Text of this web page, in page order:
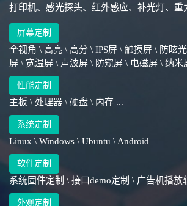
打印机、感光探头、红外感应、补光灯、重
屏幕定制
全视角 \ 高亮 \ 高分 \ IPS屏 \ 触摸屏 \ 防眩
屏 \ 宽温屏 \ 声波屏 \ 防窥屏 \ 电磁屏 \ 纳米
性能定制
主板 \ 处理器 \ 硬盘 \ 内存 ...
系统定制
Linux \ Windows \ Ubuntu \ Android
软件定制
系统固件定制 \ 接口demo定制 \ 广告机播放
外观定制